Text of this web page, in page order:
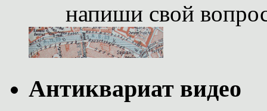
напиши свой
Антиквариат видео